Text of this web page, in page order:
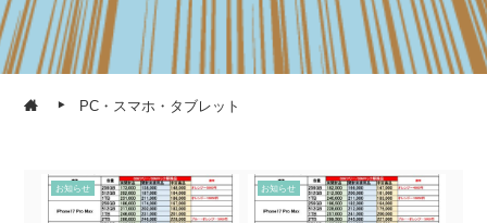
PC・スマホ・タブレット
お知らせ お知らせ